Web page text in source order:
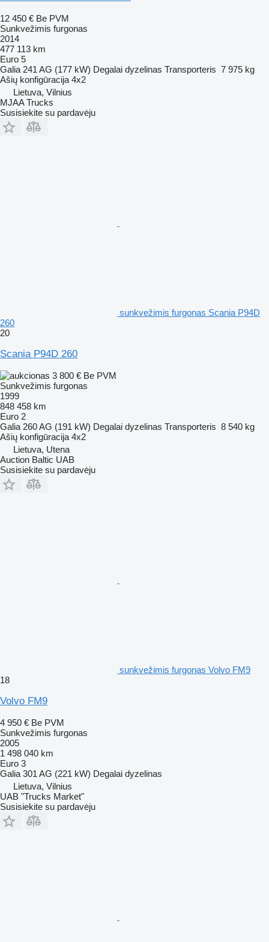
12 450 € Be PVM
Sunkvežimis furgonas
2014
477 113 km
Euro 5
Galia 241 AG (177 kW) Degalai dyzelinas Transporteris 7 975 kg
Ašių konfigūracija 4x2
Lietuva, Vilnius
MJAA Trucks
Susisiekite su pardavėju
sunkvežimis furgonas Scania P94D
260
20
Scania P94D 260
3 800 € Be PVM
Sunkvežimis furgonas
1999
848 458 km
Euro 2
Galia 260 AG (191 kW) Degalai dyzelinas Transporteris 8 540 kg
Ašių konfigūracija 4x2
Lietuva, Utena
Auction Baltic UAB
Susisiekite su pardavėju
sunkvežimis furgonas Volvo FM9
18
Volvo FM9
4 950 € Be PVM
Sunkvežimis furgonas
2005
1 498 040 km
Euro 3
Galia 301 AG (221 kW) Degalai dyzelinas
Lietuva, Vilnius
UAB "Trucks Market"
Susisiekite su pardavėju